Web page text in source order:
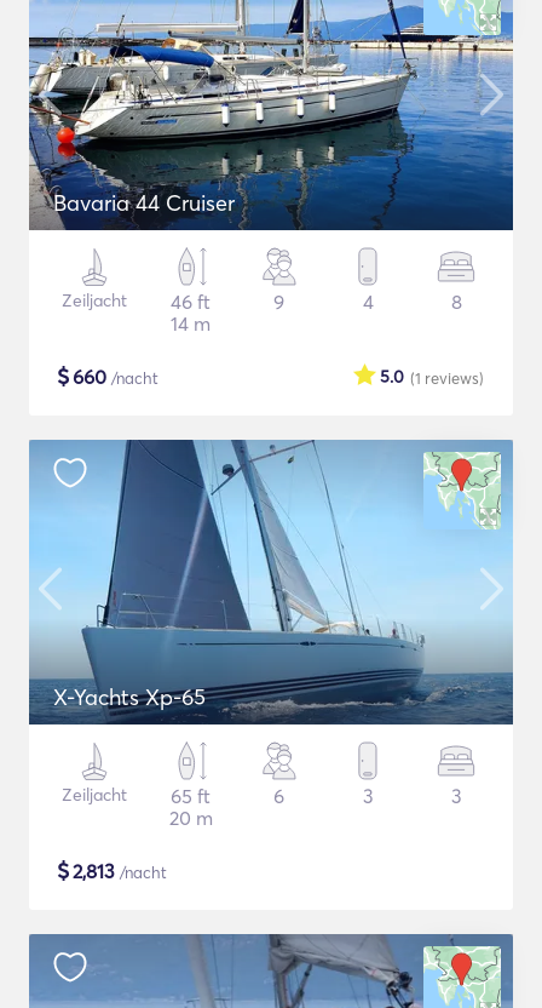
Bavaria 44 Cruiser
Zeiljacht
46 ft
14 m
9 4 8
$660 /nacht (1 reviews)
5.0
X-Yachts Xp-65
Zeiljacht
65 ft
20 m
6 3 3
$2,813 /nacht